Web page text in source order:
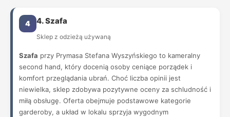
4 4. Szafa
Sklep z odzieżą używaną
Szafa przy Prymasa Stefana Wyszyńskiego to kameralny
second hand, który docenią osoby ceniące porządek i
komfort przeglądania ubrań. Choć liczba opinii jest
niewielka, sklep zdobywa pozytywne oceny za schludność i
miłą obsługę. Oferta obejmuje podstawowe kategorie
garderoby, a układ w lokalu sprzyja wygodnym